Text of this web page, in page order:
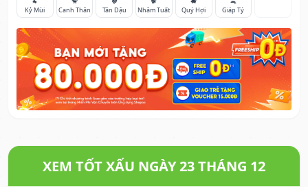
Kỷ Mùi
Canh Thân
Tân Dậu
Nhâm Tuất
Quý Hợi
Giáp Tý
XEM TỐT XẤU NGÀY 23 THÁNG 12